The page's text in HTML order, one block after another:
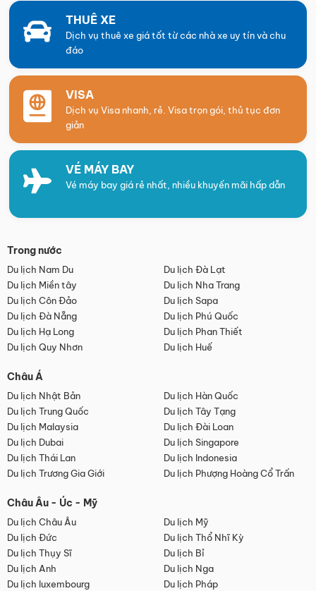
THUÊ XE
Dịch vụ thuê xe giá tốt từ các nhà xe uy tín và chu
đáo
VISA
Dịch vụ Visa nhanh, rẻ. Visa trọn gói, thủ tục đơn
giản
VÉ MÁY BAY
Vé máy bay giá rẻ nhất, nhiều khuyến mãi hấp dẫn
Trong nước
Du lịch Nam Du
Du lịch Đà Lạt
Du lịch Miền tây
Du lịch Nha Trang
Du lịch Côn Đảo
Du lịch Sapa
Du lịch Đà Nẵng
Du lịch Phú Quốc
Du lịch Hạ Long
Du lịch Phan Thiết
Du lịch Quy Nhơn
Du lịch Huế
Châu Á
Du lịch Nhật Bản
Du lịch Hàn Quốc
Du lịch Trung Quốc
Du lịch Tây Tạng
Du lịch Malaysia
Du lịch Đài Loan
Du lịch Dubai
Du lịch Singapore
Du lịch Thái Lan
Du lịch Indonesia
Du lịch Trương Gia Giới
Du lịch Phượng Hoàng Cổ Trấn
Châu Âu - Úc - Mỹ
Du lịch Châu Âu
Du lịch Mỹ
Du lịch Đức
Du lịch Thổ Nhĩ Kỳ
Du lịch Thụy Sĩ
Du lịch Bỉ
Du lịch Anh
Du lịch Nga
Du lịch luxembourg
Du lịch Pháp